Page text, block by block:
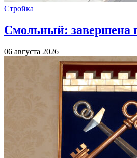
Стройка
Смольный: завершена
06 августа 2026